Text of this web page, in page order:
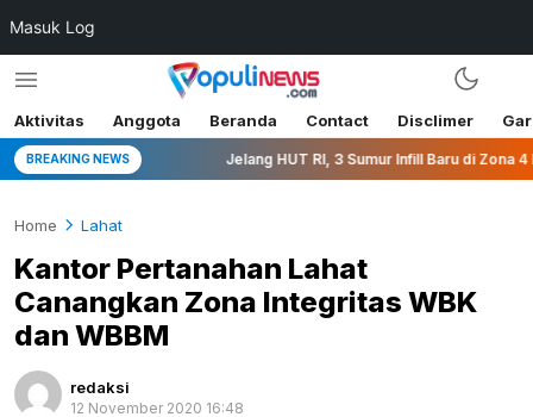
Masuk Log
Aktivitas Anggota Beranda Contact Disclimer
BREAKING NEWS Jelang HUT RI, 3 Sumur Infill Baru di Zona 4 Dukung
Home Lahat
Kantor Pertanahan Lahat
Canangkan Zona Integritas WBK
dan WBBM
redaksi
12 November 2020 16:48